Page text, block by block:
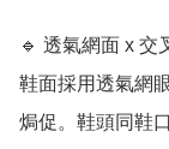
🔹 透氣網面 x 交
鞋面採用透氣網
焗促。鞋頭同鞋